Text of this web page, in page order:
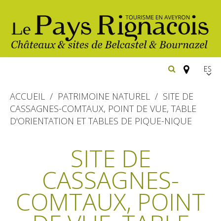
Los
Belcastel: pueblo y castillo
Bournazel: pueblo y castillo
Los parajes
naturales
Senderismo
Cicloturismo
Equitación
Hoteles y centros
de vacaciones
Restaurantes
ACCUEIL PATRIMOINE NATUREL
SITE DE
CASSAGNES-COMTAUX, POINT DE VUE, TABLE
D'ORIENTATION ET TABLES DE PIQUE-NIQUE
SITE DE
CASSAGNES-
COMTAUX, POINT